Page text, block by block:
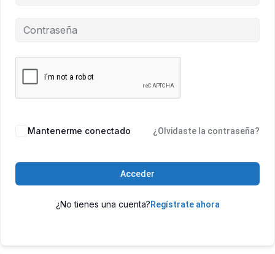
Mantenerme conectado ¿Olvidaste la contraseña?
Acceder
¿No tienes una cuenta?Regístrate ahora